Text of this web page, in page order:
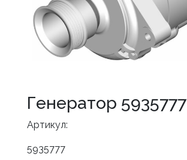
Генератор 5935777
Артикул:
5935777